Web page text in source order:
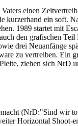
einen
ein soft.
1989 startet mit
den grafischen
drei Neuanfänge
zu vertreiben.
ziehen sich
(NrD:"Sind wir
Horizontal